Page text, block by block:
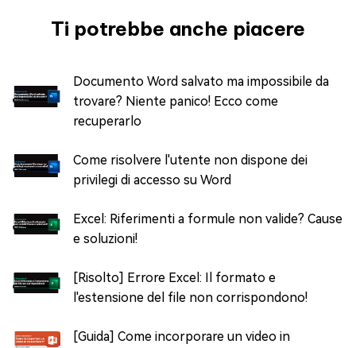
Ti potrebbe anche piacere
Documento Word salvato ma impossibile da
trovare? Niente panico! Ecco come
recuperarlo
Come risolvere l'utente non dispone dei
privilegi di accesso su Word
Excel: Riferimenti a formule non valide? Cause
e soluzioni!
[Risolto] Errore Excel: Il formato e
l'estensione del file non corrispondono!
[Guida] Come incorporare un video in